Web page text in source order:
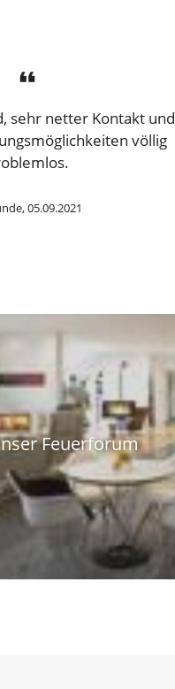
sehr netter Kontakt und
völlig
05.09.2021
Feuerforum